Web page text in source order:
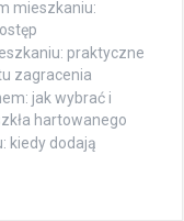
mieszkaniu:
praktyczne
zagracenia
jak wybrać i
hartowanego
kiedy dodają